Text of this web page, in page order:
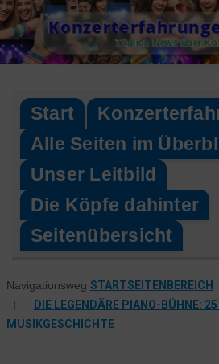
Skip
to
content
Täglich News über
Start
Alle Seiten im
Unser Leitbild
Die Köpfe dahinter
Seitenübersicht
Navigationsweg STARTSEITENBEREICH
|
DIE LEGENDÄRE PIANO-BÜHNE:
MUSIKGESCHICHTE